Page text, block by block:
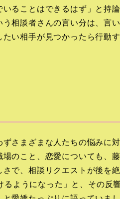
ることはできるはず」と持
相談者さんの言い分は、言
い相手が見つかったら行動
さまざまな人たちの悩みに
のこと、恋愛についても、
で、相談リクエストが後を
ようになった」と、その反